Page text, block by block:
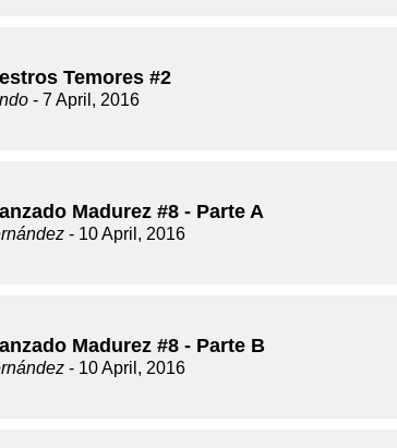
Temores #2
- 7 April, 2016
Madurez #8 - Parte A
- 10 April, 2016
Madurez #8 - Parte B
- 10 April, 2016